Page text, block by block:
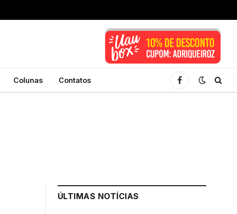
Colunas Contatos
Facebook
ÚLTIMAS NOTÍCIAS